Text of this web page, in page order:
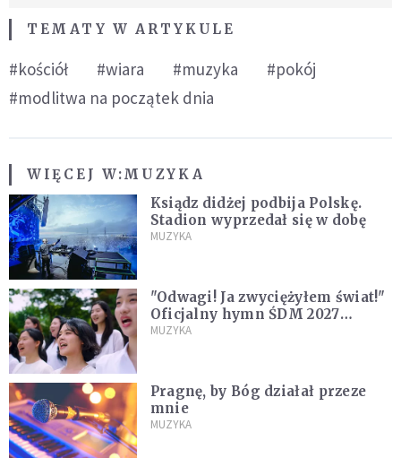
TEMATY W ARTYKULE
#kościół #wiara #muzyka
#pokój
#modlitwa na początek dnia
WIĘCEJ W:MUZYKA
Ksiądz didżej podbija Polskę.
Stadion wyprzedał się w dobę
MUZYKA
"Odwagi! Ja zwyciężyłem świat!"
Oficjalny hymn ŚDM 2027
zaprezentowany
MUZYKA
Pragnę, by Bóg działał przeze
mnie
MUZYKA